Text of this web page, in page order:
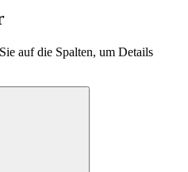
auf die Spalten, um Details